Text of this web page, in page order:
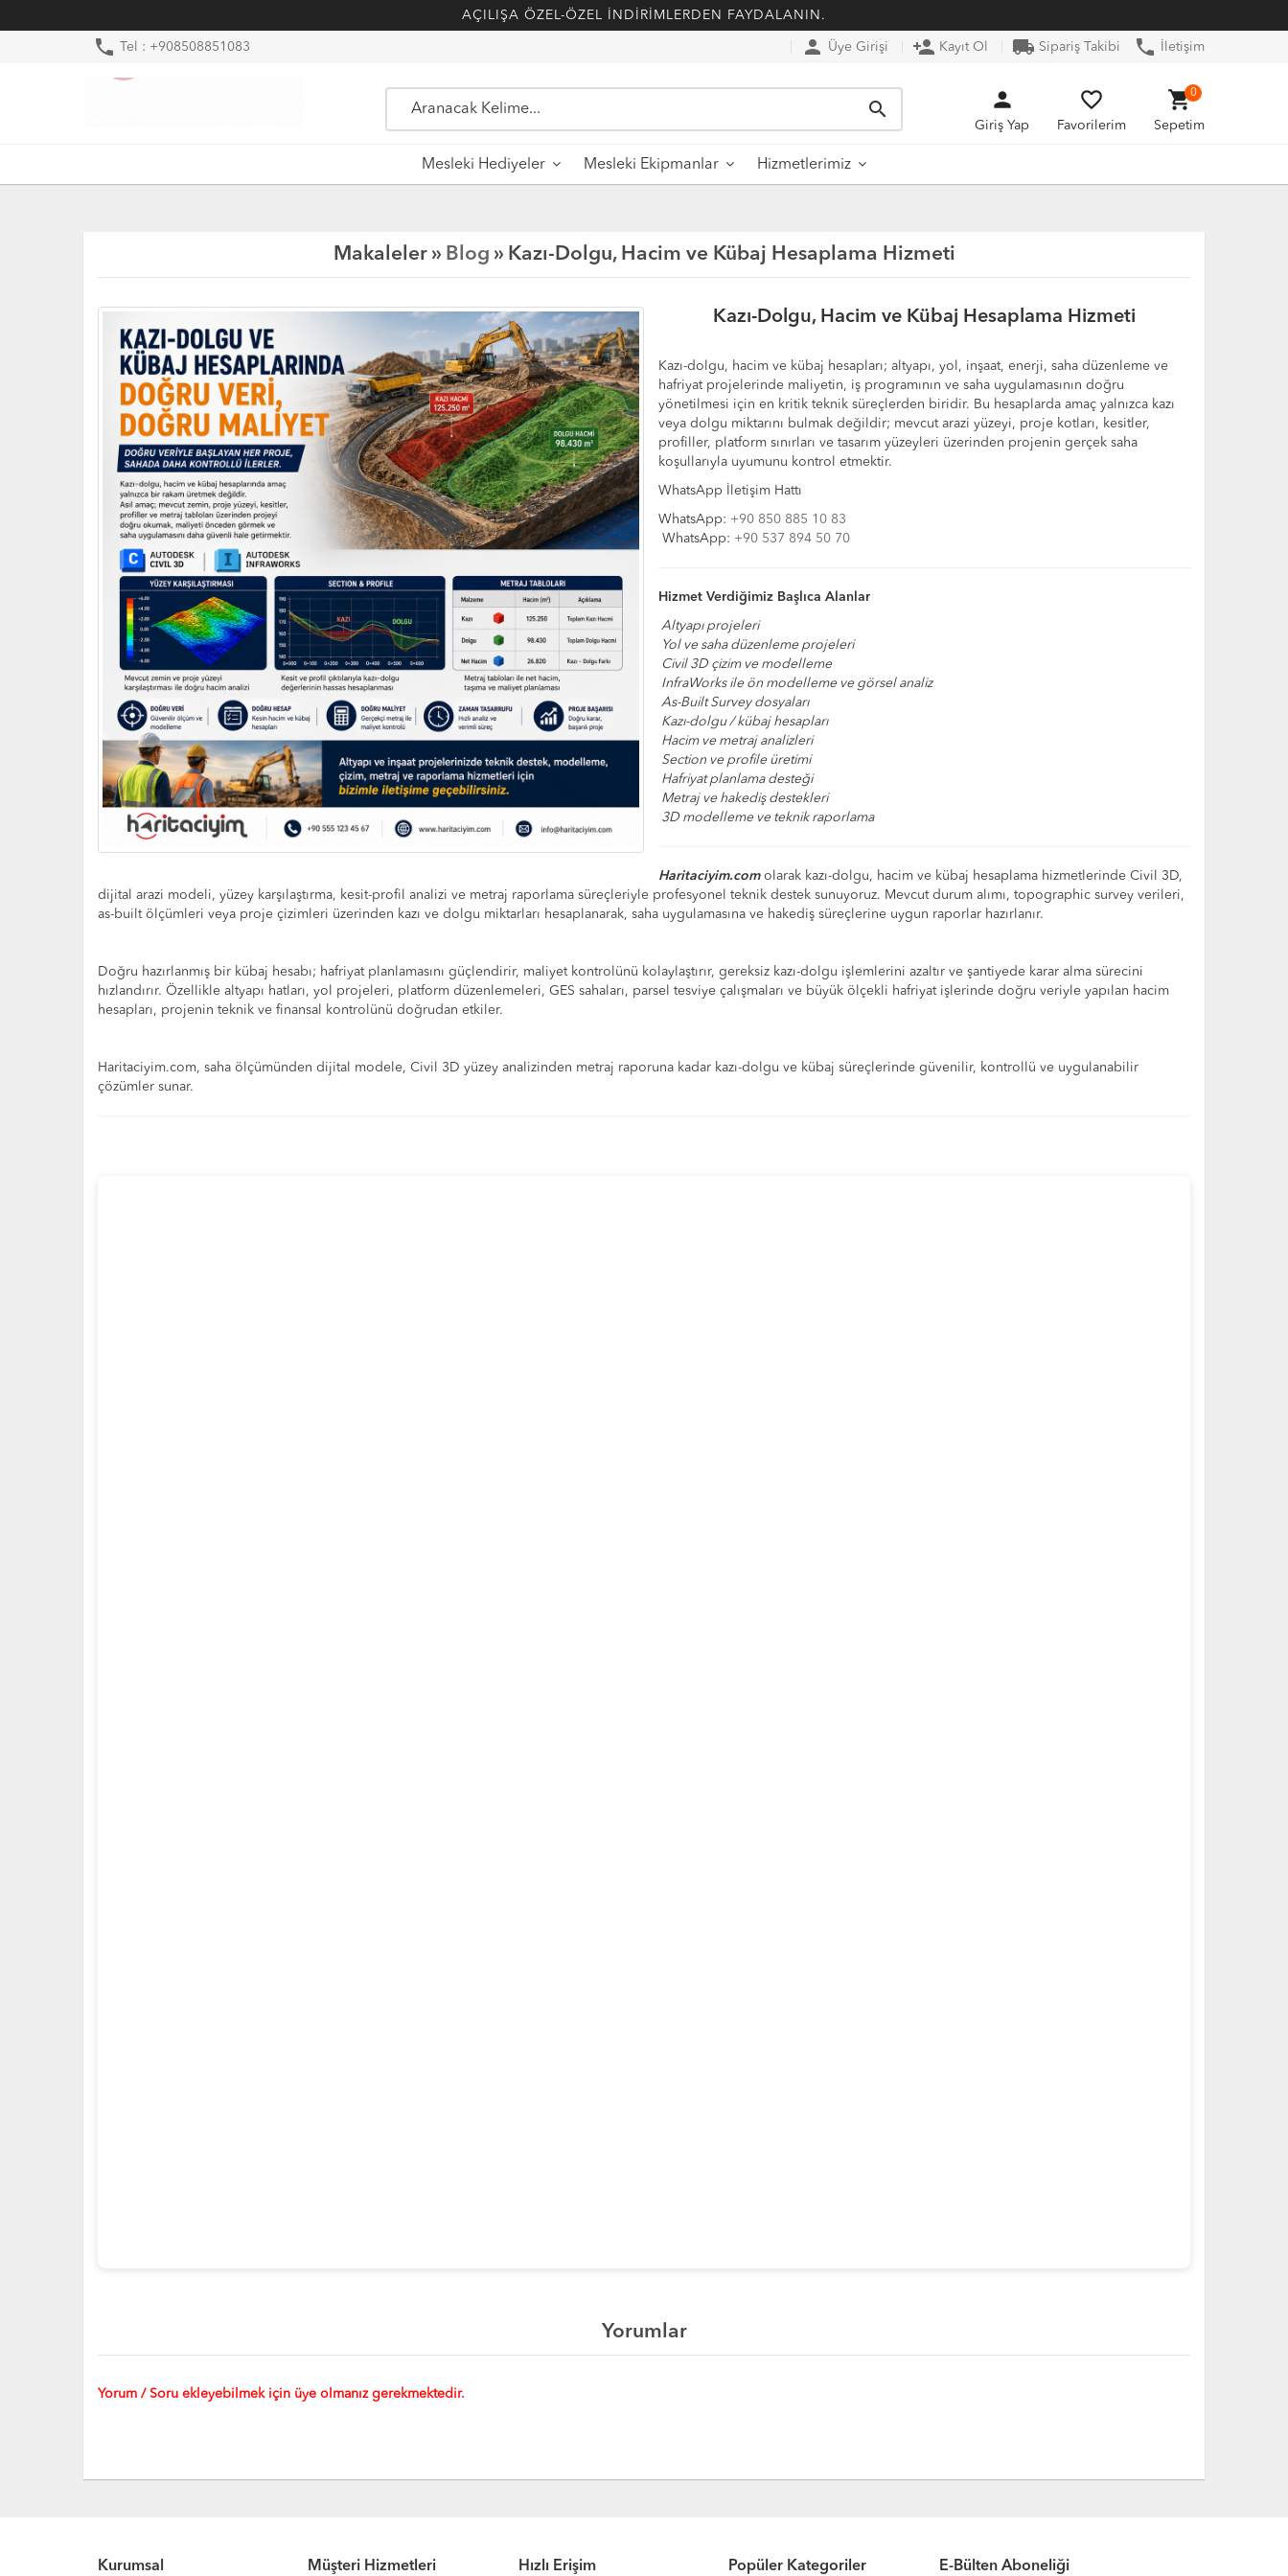
AÇILIŞA ÖZEL-ÖZEL İNDİRİMLERDEN FAYDALANIN.
phone Tel : +908508851083 person Üye Girişi person_add Kayıt Ol local_shipping Sipariş Takibi phone İletişim
search person
Giriş Yap
favorite_border
Favorilerim
shopping_cart
Sepetim
0
Mesleki Hediyeler Mesleki Ekipmanlar Hizmetlerimiz
Makaleler » Blog » Kazı-Dolgu, Hacim ve Kübaj Hesaplama Hizmeti
Kazı-Dolgu, Hacim ve Kübaj Hesaplama Hizmeti
Kazı-dolgu, hacim ve kübaj hesapları; altyapı, yol, inşaat, enerji, saha düzenleme ve
hafriyat projelerinde maliyetin, iş programının ve saha uygulamasının doğru
yönetilmesi için en kritik teknik süreçlerden biridir. Bu hesaplarda amaç yalnızca kazı
veya dolgu miktarını bulmak değildir; mevcut arazi yüzeyi, proje kotları, kesitler,
profiller, platform sınırları ve tasarım yüzeyleri üzerinden projenin gerçek saha
koşullarıyla uyumunu kontrol etmektir.
WhatsApp İletişim Hattı
WhatsApp: +90 850 885 10 83
WhatsApp: +90 537 894 50 70
Hizmet Verdiğimiz Başlıca Alanlar
Altyapı projeleri
Yol ve saha düzenleme projeleri
Civil 3D çizim ve modelleme
InfraWorks ile ön modelleme ve görsel analiz
As-Built Survey dosyaları
Kazı-dolgu / kübaj hesapları
Hacim ve metraj analizleri
Section ve profile üretimi
Hafriyat planlama desteği
Metraj ve hakediş destekleri
3D modelleme ve teknik raporlama
Haritaciyim.comolarak kazı-dolgu, hacim ve kübaj hesaplama hizmetlerinde Civil 3D,
dijital arazi modeli, yüzey karşılaştırma, kesit-profil analizi ve metraj raporlama süreçleriyle profesyonel teknik destek sunuyoruz. Mevcut durum alımı, topographic survey verileri,
as-built ölçümleri veya proje çizimleri üzerinden kazı ve dolgu miktarları hesaplanarak, saha uygulamasına ve hakediş süreçlerine uygun raporlar hazırlanır.
Doğru hazırlanmış bir kübaj hesabı; hafriyat planlamasını güçlendirir, maliyet kontrolünü kolaylaştırır, gereksiz kazı-dolgu işlemlerini azaltır ve şantiyede karar alma sürecini
hızlandırır. Özellikle altyapı hatları, yol projeleri, platform düzenlemeleri, GES sahaları, parsel tesviye çalışmaları ve büyük ölçekli hafriyat işlerinde doğru veriyle yapılan hacim
hesapları, projenin teknik ve finansal kontrolünü doğrudan etkiler.
Haritaciyim.com, saha ölçümünden dijital modele, Civil 3D yüzey analizinden metraj raporuna kadar kazı-dolgu ve kübaj süreçlerinde güvenilir, kontrollü ve uygulanabilir
çözümler sunar.
Yorumlar
Yorum / Soru ekleyebilmek için üye olmanız gerekmektedir.
Kurumsal Müşteri Hizmetleri Hızlı Erişim Popüler Kategoriler E-Bülten Aboneliği